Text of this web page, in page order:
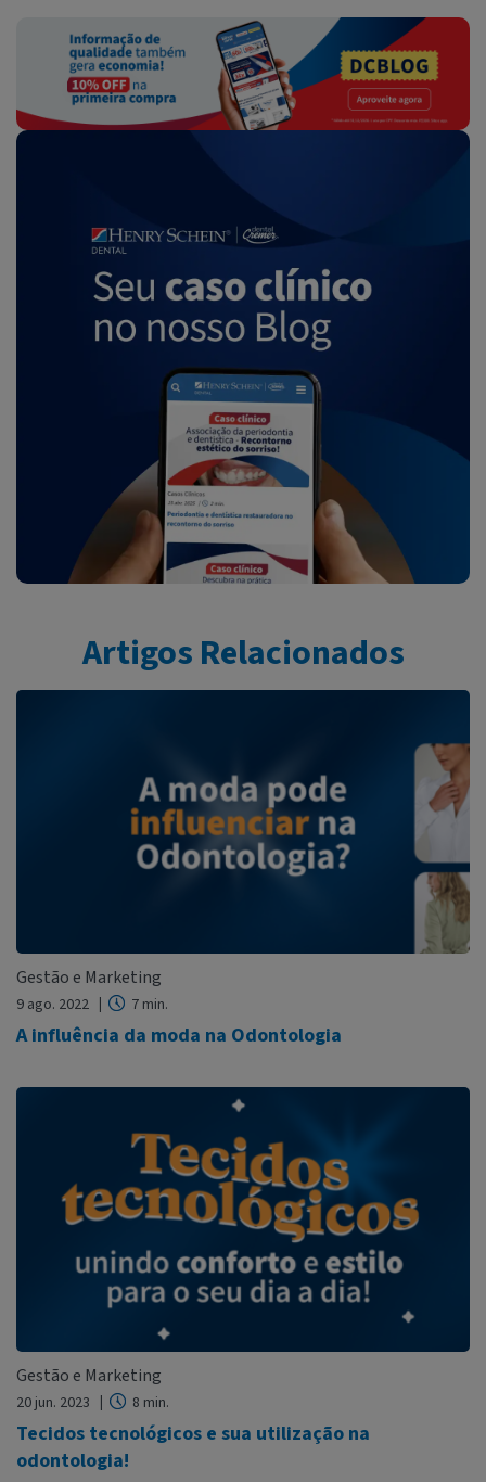
Artigos Relacionados
Gestão e Marketing
9 ago. 2022 7 min.
A influência da moda na Odontologia
Gestão e Marketing
20 jun. 2023 8 min.
Tecidos tecnológicos e sua utilização na
odontologia!